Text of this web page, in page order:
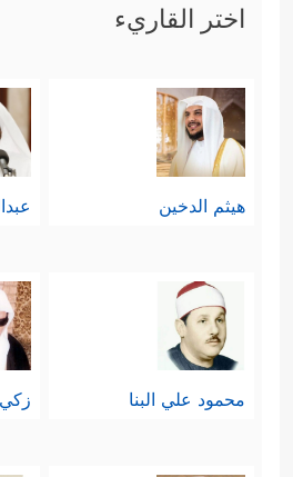
اختر القاريء
هيثم الدخين
محمود علي البنا